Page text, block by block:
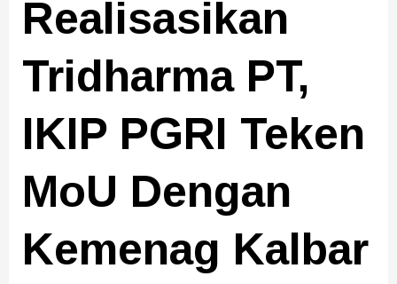
Realisasikan
Tridharma PT,
IKIP PGRI Teken
MoU Dengan
Kemenag Kalbar